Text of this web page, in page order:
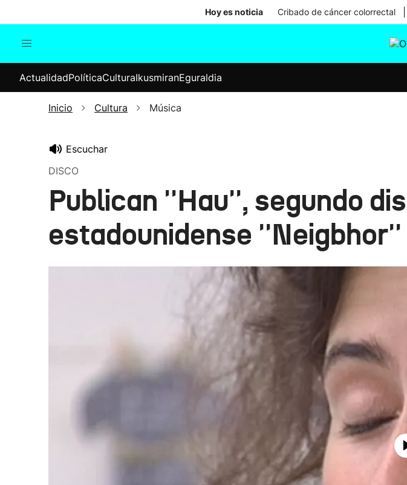
Hoy es noticia Cribado de cáncer colorrectal
Internacional
Elecciones
ActualidadPolíticaCulturaIkusmiranEguraldia
Inicio Cultura Música
Escuchar
DISCO
Publican ''Hau'', segundo
estadounidense ''Neigbhor''